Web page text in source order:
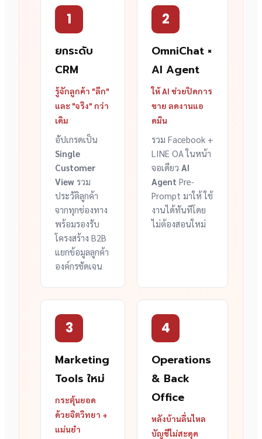
1
ยกระดับ
CRM
รู้จักลูกค้า "ลึก"
และ "จริง" กว่า
เดิม
อัปเกรดเป็น
Single
Customer
View รวม
ประวัติลูกค้า
จากทุกช่องทาง
พร้อมรองรับ
โครงสร้าง B2B
แยกข้อมูลลูกค้า
องค์กรชัดเจน
2
OmniChat ×
AI Agent
ให้ AI ช่วยปิดการ
ขาย ลดงานแอ
ดมิน
รวม Facebook +
LINE OA ในหน้า
จอเดียว AI
Agent Pre-
Prompt มาให้ ใช้
งานได้ทันทีโดย
ไม่ต้องสอนใหม่
3
Marketing
Tools ใหม่
กระตุ้นยอด
ด้วยจิตวิทยา +
แม่นยำ
4
Operations
& Back
Office
หลังบ้านลื่นไหล
บัญชีไม่สะดุด